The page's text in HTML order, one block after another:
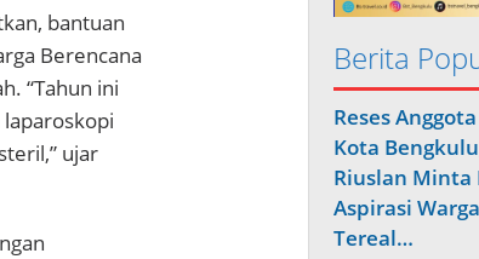
bantuan
Berencana
“Tahun ini
ujar
Berita
Reses Anggota
Kota
Riuslan Minta
Aspirasi
Tereal…